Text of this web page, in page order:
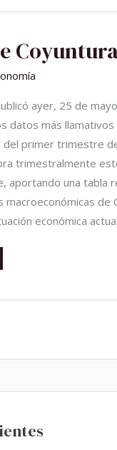
Coyuntura
ayer, 25 de
datos más
del primer trimestre
trimestralmente
aportando una tabla
macroeconómicas de
económica actual